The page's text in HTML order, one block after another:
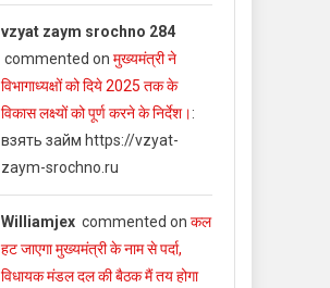
vzyat zaym srochno 284
commented on मुख्यमंत्री ने
विभागाध्यक्षों को दिये 2025 तक के
विकास लक्ष्यों को पूर्ण करने के निर्देश।:
взять займ https://vzyat-
zaym-srochno.ru
Williamjexcommented on कल
हट जाएगा मुख्यमंत्री के नाम से पर्दा,
विधायक मंडल दल की बैठक मैं तय होगा